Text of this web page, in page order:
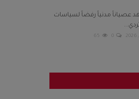
عصياناً مدنياً رفضاً لسياسات
0
65